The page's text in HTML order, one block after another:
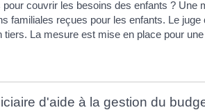
couvrir les besoins des enfants ?
familiales reçues pour les enfants. Le
La mesure est mise en place pour
d'aide à la gestion du